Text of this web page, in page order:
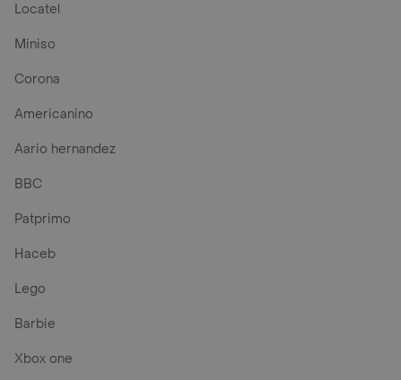
Locatel
Miniso
Corona
Americanino
Aario hernandez
BBC
Patprimo
Haceb
Lego
Barbie
Xbox one